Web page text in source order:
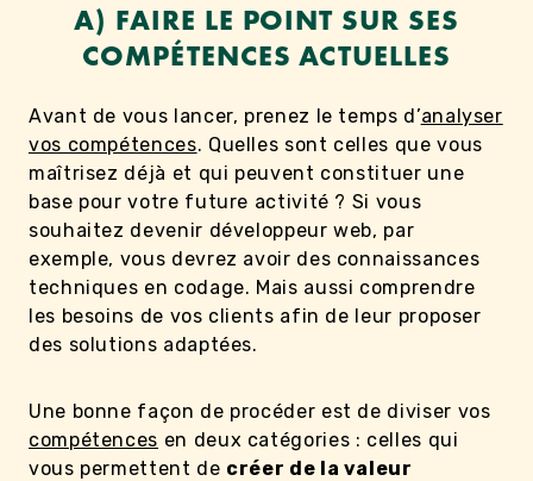
A) FAIRE LE POINT SUR SES
COMPÉTENCES ACTUELLES
Avant de vous lancer, prenez le temps d’analyser
vos compétences. Quelles sont celles que vous
maîtrisez déjà et qui peuvent constituer une
base pour votre future activité ? Si vous
souhaitez devenir développeur web, par
exemple, vous devrez avoir des connaissances
techniques en codage. Mais aussi comprendre
les besoins de vos clients afin de leur proposer
des solutions adaptées.
Une bonne façon de procéder est de diviser vos
compétences en deux catégories : celles qui
vous permettent de créer de la valeur